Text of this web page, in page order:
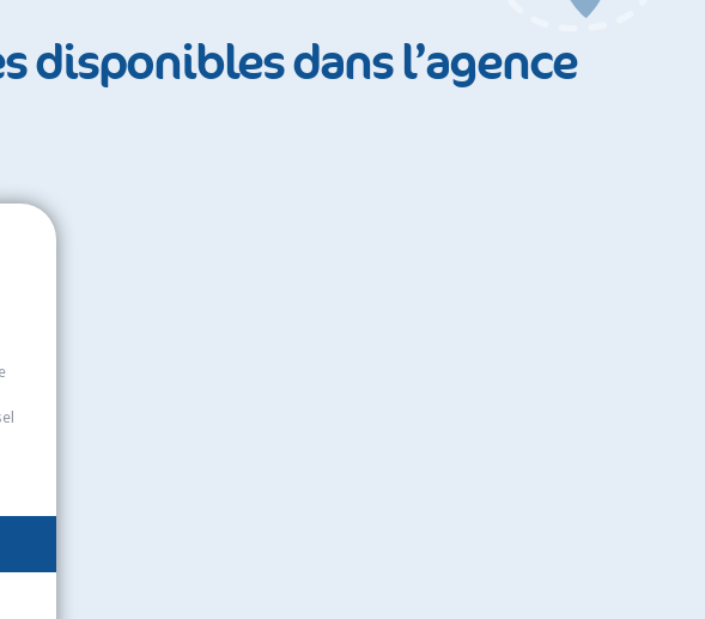
disponibles dans l’agence